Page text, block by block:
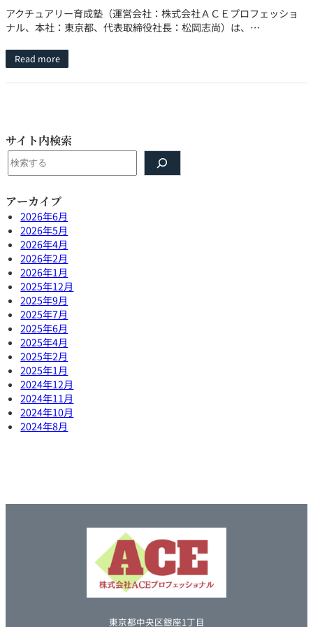
アクチュアリー育成塾（運営会社：株式会社ＡＣＥプロフェッショ
ナル、本社：東京都、代表取締役社長：松岡志尚）は、…
Read more
サイト内検索
検
索
アーカイブ
2026年6月
2026年5月
2026年4月
2026年2月
2026年1月
2025年12月
2025年9月
2025年7月
2025年6月
2025年4月
2025年2月
2025年1月
2024年12月
2024年11月
2024年10月
2024年8月
東京都中央区銀座1丁目